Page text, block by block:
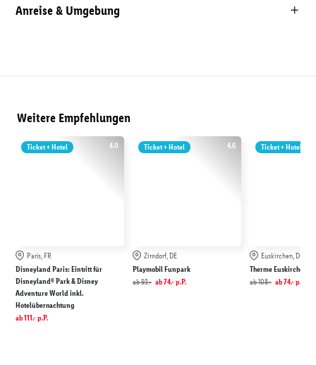
Anreise & Umgebung
Weitere Empfehlungen
4.0
Ticket + Hotel
Paris, FR
Disneyland Paris: Eintritt für
Disneyland® Park & Disney
Adventure World inkl.
Hotelübernachtung
ab111.- p.P.
4.6
Ticket + Hotel
Zirndorf, DE
Playmobil Funpark
ab93.- ab74.- p.P.
Ticket + Hotel
Euskirchen, DE
Therme Euskirchen
ab108.- ab74.- p.P.